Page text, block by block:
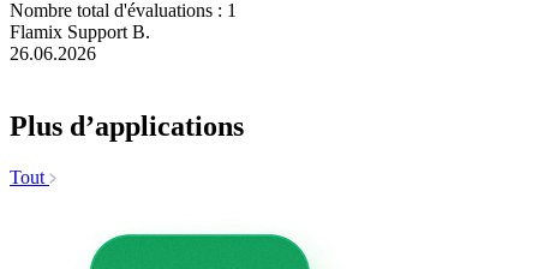
Nombre total d'évaluations : 1
Flamix Support B.
26.06.2026
Plus d’applications
Tout